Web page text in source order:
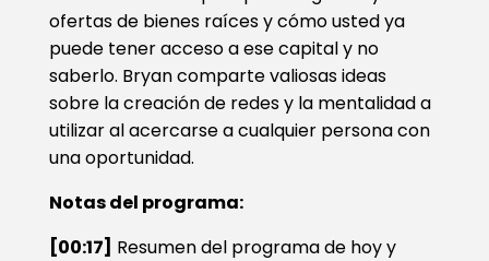
ofertas de bienes raíces y cómo usted ya
puede tener acceso a ese capital y no
saberlo. Bryan comparte valiosas ideas
sobre la creación de redes y la mentalidad a
utilizar al acercarse a cualquier persona con
una oportunidad.
Notas del programa:
[00:17] Resumen del programa de hoy y